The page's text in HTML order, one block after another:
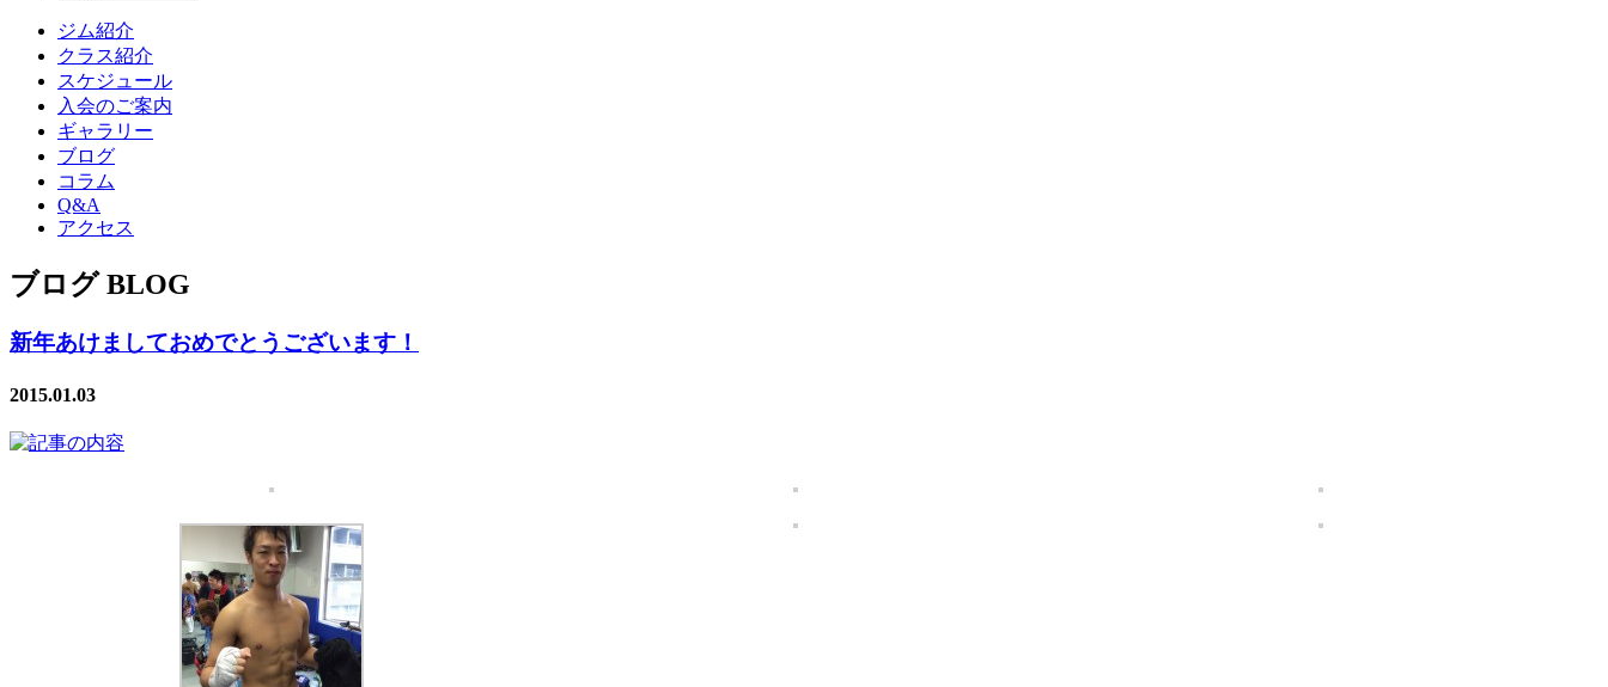
ジム紹介
クラス紹介
スケジュール
入会のご案内
ギャラリー
ブログ
コラム
Q&A
アクセス
ブログ BLOG
新年あけましておめでとうございます！
2015.01.03